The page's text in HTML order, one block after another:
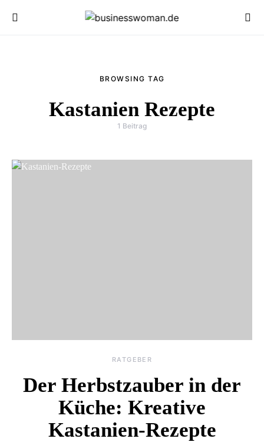
BROWSING TAG
Kastanien Rezepte
1 Beitrag
RATGEBER
Der Herbstzauber in der
Küche: Kreative
Kastanien-Rezepte